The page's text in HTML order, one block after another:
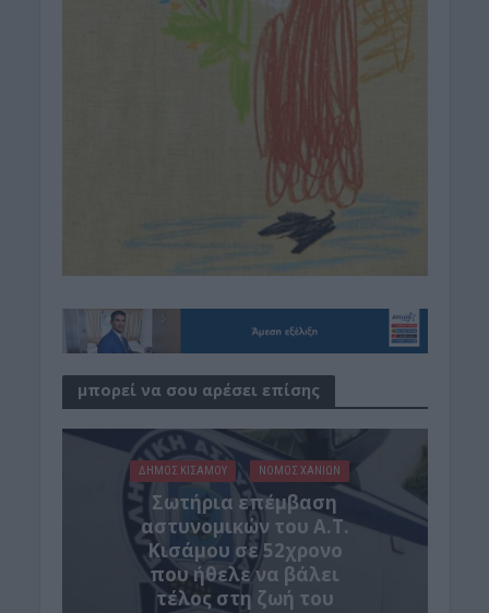
μπορεί να σου αρέσει επίσης
ΔΉΜΟΣ ΚΙΣΆΜΟΥ ΝΟΜΌΣ ΧΑΝΊΩΝ
Σωτήρια επέμβαση
αστυνομικών του Α.Τ.
Κισάμου σε 52χρονο
που ήθελε να βάλει
τέλος στη ζωή του